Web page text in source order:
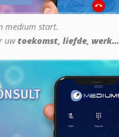
medium start.
uwtoekomst, liefde, werk...